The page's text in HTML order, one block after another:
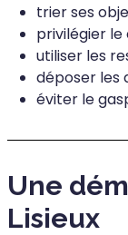
trier ses
privilégier le
utiliser les
déposer les
éviter le
Une
Lisieux